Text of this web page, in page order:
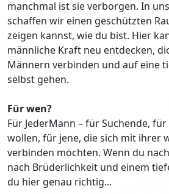
manchmal ist sie verborgen. In
schaffen wir einen geschützten
zeigen kannst, wie du bist. Hier
männliche Kraft neu entdecken,
Männern verbinden und auf eine
selbst gehen.
Für wen?
Für JederMann – für Suchende,
wollen, für jene, die sich mit ihrer
verbinden möchten. Wenn du
nach Brüderlichkeit und einem
du hier genau richtig...